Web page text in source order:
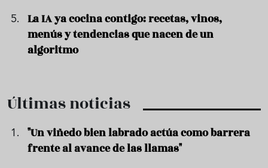
La IA ya cocina contigo: recetas, vinos,
menús y tendencias que nacen de un
algoritmo
Últimas noticias
"Un viñedo bien labrado actúa como barrera
frente al avance de las llamas"